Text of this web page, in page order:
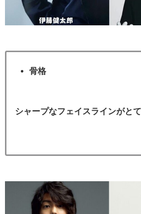
骨格
シャープなフェイスラインがと